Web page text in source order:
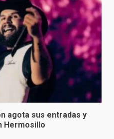
agota sus entradas y
Hermosillo